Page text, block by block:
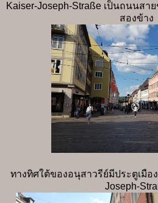
Kaiser-Joseph-Straße เป็นถนนสา
สองข้าง
ทางทิศใต้ของอนุสาวรีย์มีประตูเมือ
Joseph-